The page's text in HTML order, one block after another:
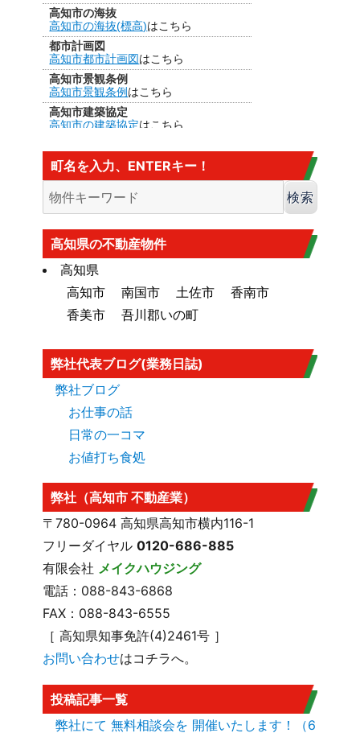
高知市の海抜
高知市の海抜(標高)はこちら
都市計画図
高知市都市計画図はこちら
高知市景観条例
高知市景観条例 はこちら
高知市建築協定
高知市の建築協定はこちら
高知市の建法22条区域
はこちら・・・
カヤ葺き、ログハウスはダメ
香南市の海抜
香南市の海抜（標高）
高知市大規模盛土造成地マップ
ら
町名を入力、ENTERキー！
高知県の不動産物件
高知県
高知市
南国市 土佐市
香南市
香美市
吾川郡いの町
弊社代表ブログ(業務日誌)
弊社ブログ
お仕事の話
日常の一コマ
お値打ち食処
弊社（高知市 不動産業）
〒780-0964 高知県高知市横内116-1
フリーダイヤル0120-686-885
有限会社 メイクハウジング
電話：088-843-6868
FAX：088-843-6555
［ 高知県知事免許(4)2461号 ］
お問い合わせはコチラへ。
投稿記事一覧
弊社にて 無料相談会を 開催いたします！（6